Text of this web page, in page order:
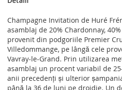
Champagne Invitation de Huré
asamblaj de 20% Chardonnay,
provenit din podgoriile Premier
Villedommange, pe lângă cele
Vavray-le-Grand. Prin utilizarea
asamblaj un procent variabil de
anii precedenți și ulterior
până la 36 de luni pe drojdie. Un